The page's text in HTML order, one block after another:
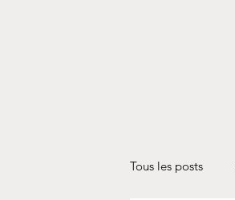
Tous les posts